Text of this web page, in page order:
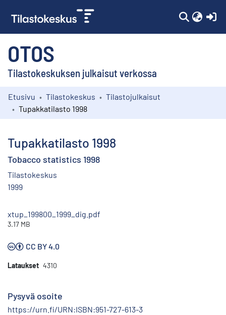
OTOS
Tilastokeskuksen julkaisut verkossa
Kokoelmat
Etusivu Tilastokeskus
Tilastojulkaisut
Tupakkatilasto 1998
Tupakkatilasto 1998
Tobacco statistics 1998
Tilastokeskus
1999
xtup_199800_1999_dig.pdf
3.17 MB
CC BY 4.0
Lataukset 4310
Pysyvä osoite
https://urn.fi/URN:ISBN:951-727-613-3